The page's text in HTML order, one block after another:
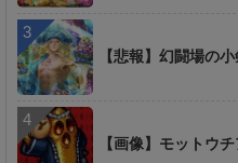
【悲報】幻闘場の
【画像】モットウ